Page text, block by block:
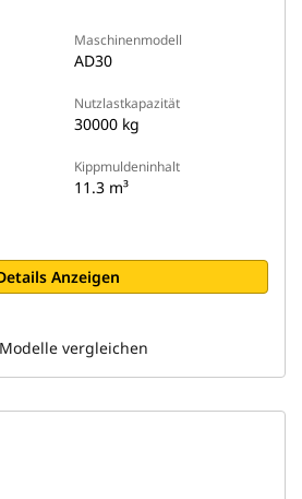
Maschinenmodell
AD30
Nutzlastkapazität
30000 kg
Kippmuldeninhalt
11.3 m³
Anzeigen
Modelle vergleichen